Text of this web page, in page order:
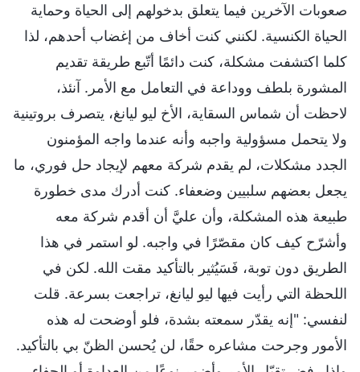
صعوبات الآخرين فيما يتعلق بدخولهم إلى الحياة وحماية
الحياة الكنسية. لكنني كنت أخاف من إغضاب أحدهم، لذا
كلما اكتشفت مشكلة، كنت دائمًا أتّبع طريقة تقديم
المشورة بلطف ووداعة في التعامل مع الأمر. آنئذ،
لاحظت أن شماس السقاية، الأخ ليو ليانغ، يتصرف بروتينية
ولا يتحمل مسؤولية واجبه وأنه عندما واجه المؤمنون
الجدد مشكلات، لم يقدم شركة معهم لإيجاد حل فوري، ما
يجعل بعضهم سلبيين وضعفاء. كنت أدرك مدى خطورة
طبيعة هذه المشكلة، وأن عليَّ أن أقدم شركة معه
وأشرّح كيف كان مقصّرًا في واجبه. لو استمر في هذا
الطريق دون توبة، فَسَيُثير بالتأكيد مقت الله. لكن في
اللحظة التي رأيت فيها ليو ليانغ، تراجعت بسرعة. قلت
لنفسي: "إنه يقدّر سمعته بشدة، فلو أوضحت له هذه
الأمور وجرحت مشاعره حقًا، لن يُحسن الظنّ بي بالتأكيد.